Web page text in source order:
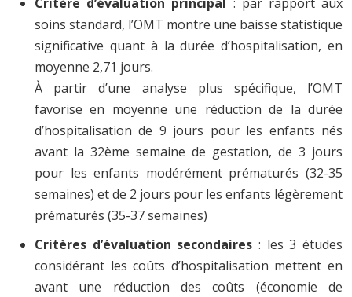
Critère d’évaluation principal : par rapport aux
soins standard, l’OMT montre une baisse statistique
significative quant à la durée d’hospitalisation, en
moyenne 2,71 jours.
À partir d’une analyse plus spécifique, l’OMT
favorise en moyenne une réduction de la durée
d’hospitalisation de 9 jours pour les enfants nés
avant la 32ème semaine de gestation, de 3 jours
pour les enfants modérément prématurés (32-35
semaines) et de 2 jours pour les enfants légèrement
prématurés (35-37 semaines)
Critères d’évaluation secondaires : les 3 études
considérant les coûts d’hospitalisation mettent en
avant une réduction des coûts (économie de